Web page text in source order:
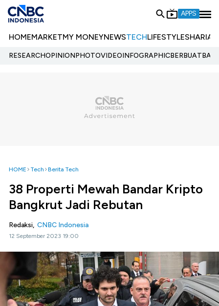
APPS
HOMEMARKETMY MONEYNEWSTECHLIFESTYLESHARIA
RESEARCHOPINIONPHOTOVIDEOINFOGRAPHIC
HOME Tech Berita Tech
38 Properti Mewah Bandar Kripto
Bangkrut Jadi Rebutan
Redaksi, CNBC Indonesia
12 September 2023 19:00